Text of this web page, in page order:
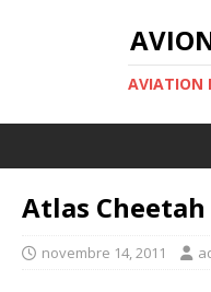
AVIATION
Atlas Cheetah
novembre 14, 2011